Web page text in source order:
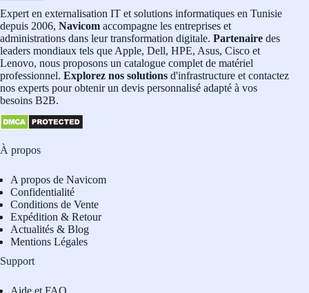
Expert en externalisation IT et solutions informatiques en Tunisie
depuis 2006, Navicom accompagne les entreprises et
administrations dans leur transformation digitale. Partenaire des
leaders mondiaux tels que Apple, Dell, HPE, Asus, Cisco et
Lenovo, nous proposons un catalogue complet de matériel
professionnel. Explorez nos solutions d'infrastructure et contactez
nos experts pour obtenir un devis personnalisé adapté à vos
besoins B2B.
À propos
A propos de Navicom
Confidentialité
Conditions de Vente
Expédition & Retour
Actualités & Blog
Mentions Légales
Support
Aide et FAQ